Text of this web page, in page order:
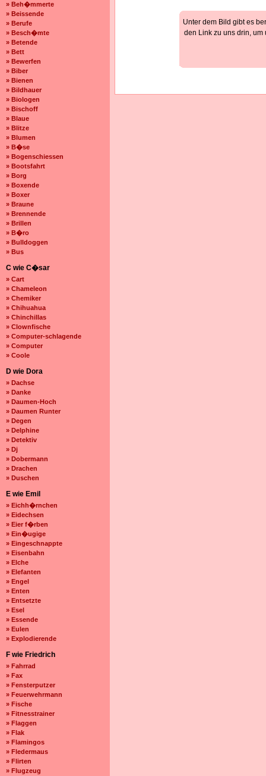
» Beh�mmerte
» Beissende
» Berufe
» Besch�mte
» Betende
» Bett
» Bewerfen
» Biber
» Bienen
» Bildhauer
» Biologen
» Bischoff
» Blaue
» Blitze
» Blumen
» B�se
» Bogenschiessen
» Bootsfahrt
» Borg
» Boxende
» Boxer
» Braune
» Brennende
» Brillen
» B�ro
» Bulldoggen
» Bus
C wie C�sar
» Cart
» Chameleon
» Chemiker
» Chihuahua
» Chinchillas
» Clownfische
» Computer-schlagende
» Computer
» Coole
D wie Dora
» Dachse
» Danke
» Daumen-Hoch
» Daumen Runter
» Degen
» Delphine
» Detektiv
» Dj
» Dobermann
» Drachen
» Duschen
E wie Emil
» Eichh�rnchen
» Eidechsen
» Eier f�rben
» Ein�ugige
» Eingeschnappte
» Eisenbahn
» Elche
» Elefanten
» Engel
» Enten
» Entsetzte
» Esel
» Essende
» Eulen
» Explodierende
F wie Friedrich
» Fahrrad
» Fax
» Fensterputzer
» Feuerwehrmann
» Fische
» Fitnesstrainer
» Flaggen
» Flak
» Flamingos
» Fledermaus
» Flirten
» Flugzeug
Unter dem Bild gibt es
den Link zu uns drin,